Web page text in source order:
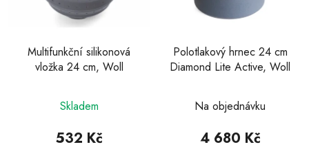
Multifunkční silikonová
vložka 24 cm, Woll
Skladem
532 Kč
Polotlakový hrnec 24 cm
Diamond Lite Active, Woll
hodnocení
produktu
Na objednávku
4 680 Kč